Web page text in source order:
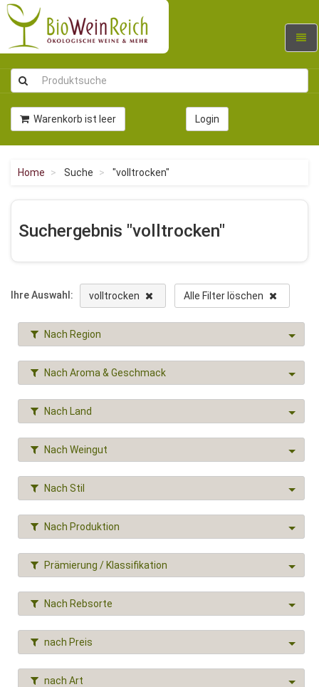
Warenkorb ist leer Login
Home Suche "volltrocken"
Suchergebnis "volltrocken"
Ihre Auswahl: volltrocken Alle Filter löschen
Nach Region
Nach Aroma & Geschmack
Nach Land
Nach Weingut
Nach Stil
Nach Produktion
Prämierung / Klassifikation
Nach Rebsorte
nach Preis
nach Art